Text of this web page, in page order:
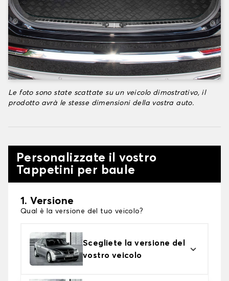
Le foto sono state scattate su un veicolo dimostrativo, il
prodotto avrà le stesse dimensioni della vostra auto.
Personalizzate il vostro
Tappetini per baule
1. Versione
Qual è la versione del tuo veicolo?
Scegliete la versione del
vostro veicolo